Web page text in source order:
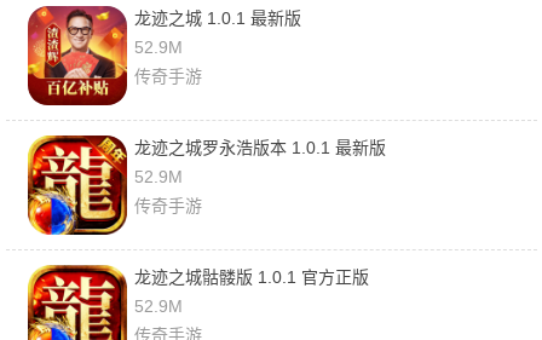
龙迹之城 1.0.1 最新版
52.9M
传奇手游
龙迹之城罗永浩版本 1.0.1 最新版
52.9M
传奇手游
龙迹之城骷髅版 1.0.1 官方正版
52.9M
传奇手游